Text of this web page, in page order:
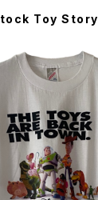
Toy Story
e